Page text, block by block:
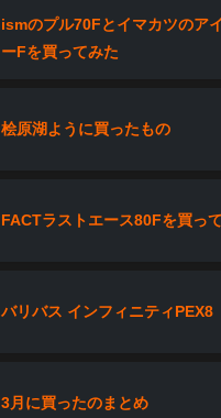
ismのプル70Fとイマカツのア
ーFを買ってみた
桧原湖ように買ったもの
FACTラストエース80Fを買っ
バリバス インフィニティPEX8
3月に買ったのまとめ